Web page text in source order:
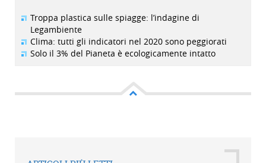
Troppa plastica sulle spiagge: l’indagine di
Legambiente
Clima: tutti gli indicatori nel 2020 sono peggiorati
Solo il 3% del Pianeta è ecologicamente intatto